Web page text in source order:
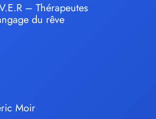
– Thérapeutes
du rêve
Moir